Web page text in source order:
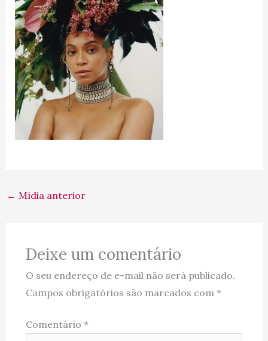
← Mídia anterior
Deixe um comentário
O seu endereço de e-mail não será publicado.
Campos obrigatórios são marcados com *
Comentário *